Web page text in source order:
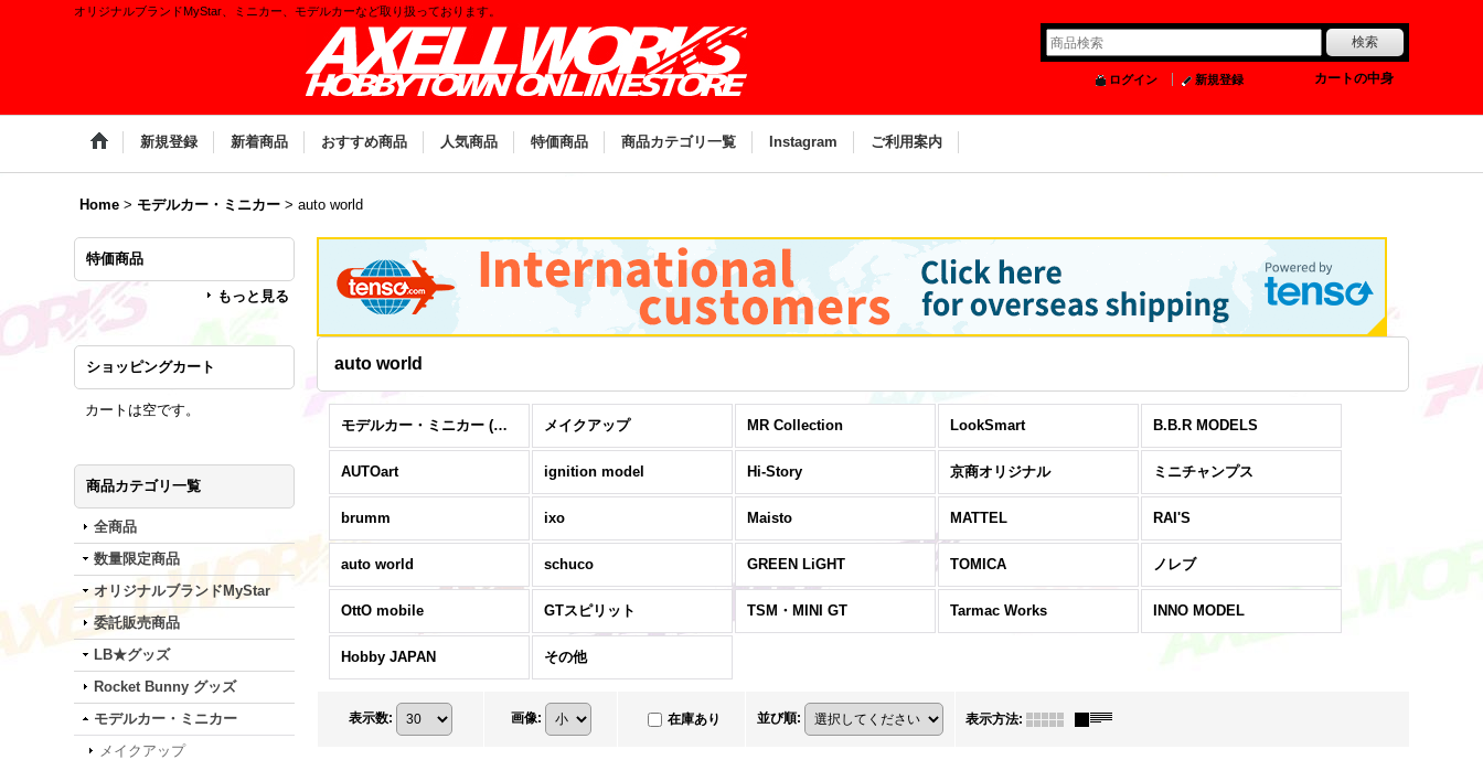
オリジナルブランドMyStar、ミニカー、モデルカーなど取り扱っております。
カートの中身
ログイン 新規登録
新規登録 新着商品 おすすめ商品 人気商品 特価商品 商品カテゴリ一覧 Instagram ご利用案内
Home > モデルカー・ミニカー > auto world
特価商品
もっと見る
ショッピングカート
カートは空です。
商品カテゴリ一覧
全商品
数量限定商品
オリジナルブランドMyStar
委託販売商品
LB★グッズ
Rocket Bunny グッズ
モデルカー・ミニカー
メイクアップ
auto world
モデルカー・ミニカー (全商品) メイクアップ MR Collection LookSmart B.B.R MODELS
AUTOart ignition model Hi-Story 京商オリジナル ミニチャンプス
brumm ixo Maisto MATTEL RAI'S
auto world schuco GREEN LiGHT TOMICA ノレブ
OttO mobile GTスピリット TSM・MINI GT Tarmac Works INNO MODEL
Hobby JAPAN その他
表示数: 画像: 在庫あり 並び順: 表示方法: